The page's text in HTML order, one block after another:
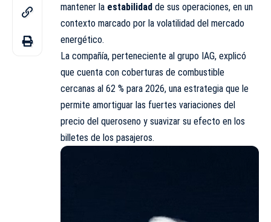
mantener la estabilidad de sus operaciones, en un
contexto marcado por la volatilidad del mercado
energético.
La compañía, perteneciente al grupo IAG, explicó
que cuenta con coberturas de combustible
cercanas al 62 % para 2026, una estrategia que le
permite amortiguar las fuertes variaciones del
precio del queroseno y suavizar su efecto en los
billetes de los pasajeros.